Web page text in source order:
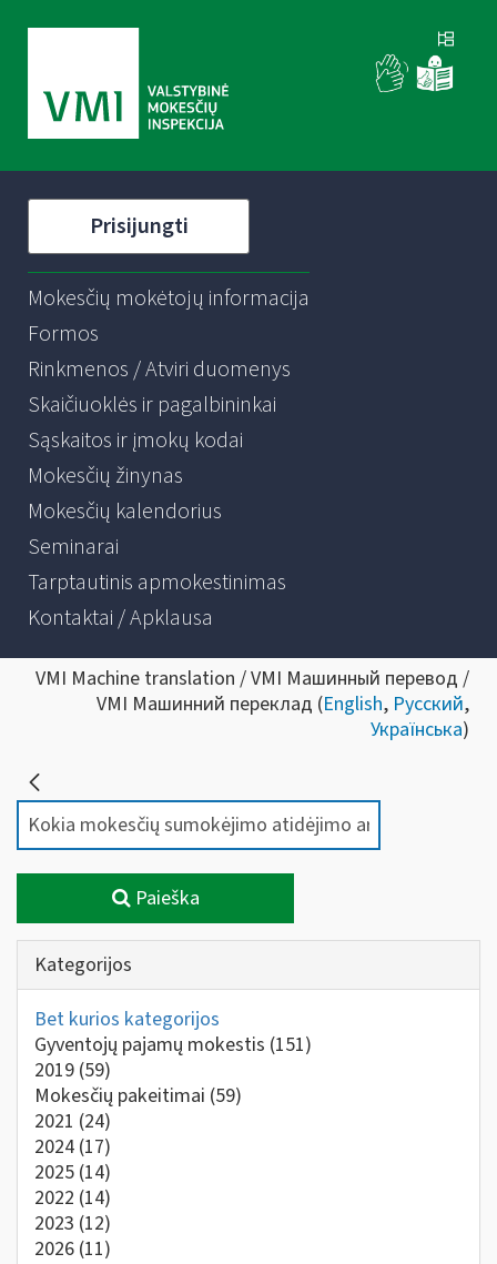
Prisijungti
Mokesčių mokėtojų informacija
Formos
Rinkmenos / Atviri duomenys
Skaičiuoklės ir pagalbininkai
Sąskaitos ir įmokų kodai
Mokesčių žinynas
Mokesčių kalendorius
Seminarai
Tarptautinis apmokestinimas
Kontaktai / Apklausa
VMI Machine translation / VMI Машинный перевод /
VMI Машинний переклад (English, Русский,
Українська)
Paieška
Kategorijos
Bet kurios kategorijos
Gyventojų pajamų mokestis (151)
2019 (59)
Mokesčių pakeitimai (59)
2021 (24)
2024 (17)
2025 (14)
2022 (14)
2023 (12)
2026 (11)